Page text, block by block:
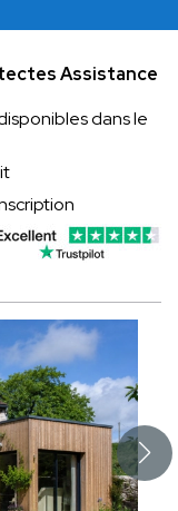
Assistance
dans le